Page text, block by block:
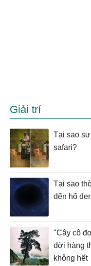
Giải trí
Tại sao
safari?
Tại sao
đến hố
"Cây cô
đời hàng
không hết